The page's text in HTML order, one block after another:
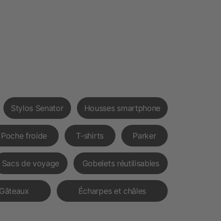
Stylos Senator Housses smartphone
Poche froide T-shirts Parker
Sacs de voyage Gobelets réutilisables
Gâteaux Écharpes et châles